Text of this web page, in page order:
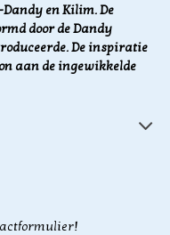
en Kilim. De
door de Dandy
De inspiratie
aan de ingewikkelde